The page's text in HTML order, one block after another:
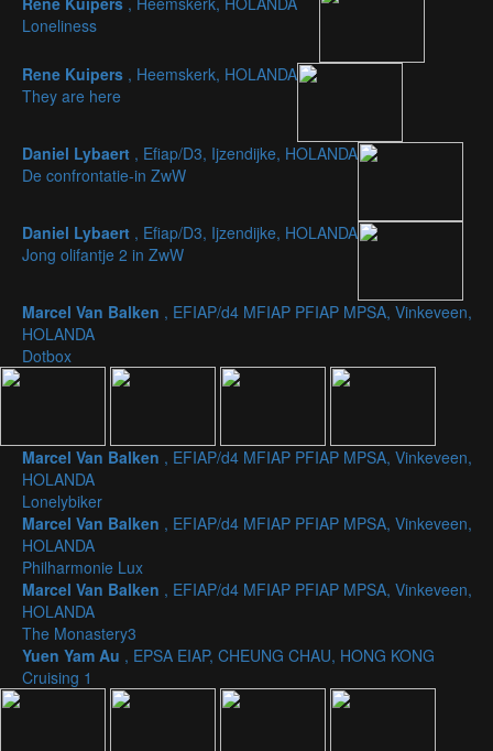
Loneliness
Rene Kuipers , Heemskerk, HOLANDA
They are here
Daniel Lybaert , Efiap/D3, Ijzendijke, HOLANDA
De confrontatie-in ZwW
Daniel Lybaert , Efiap/D3, Ijzendijke, HOLANDA
Jong olifantje 2 in ZwW
Marcel Van Balken , EFIAP/d4 MFIAP PFIAP MPSA, Vinkeveen,
HOLANDA
Dotbox
Marcel Van Balken , EFIAP/d4 MFIAP PFIAP MPSA, Vinkeveen,
HOLANDA
Lonelybiker
Marcel Van Balken , EFIAP/d4 MFIAP PFIAP MPSA, Vinkeveen,
HOLANDA
Philharmonie Lux
Marcel Van Balken , EFIAP/d4 MFIAP PFIAP MPSA, Vinkeveen,
HOLANDA
The Monastery3
Yuen Yam Au , EPSA EIAP, CHEUNG CHAU, HONG KONG
Cruising 1